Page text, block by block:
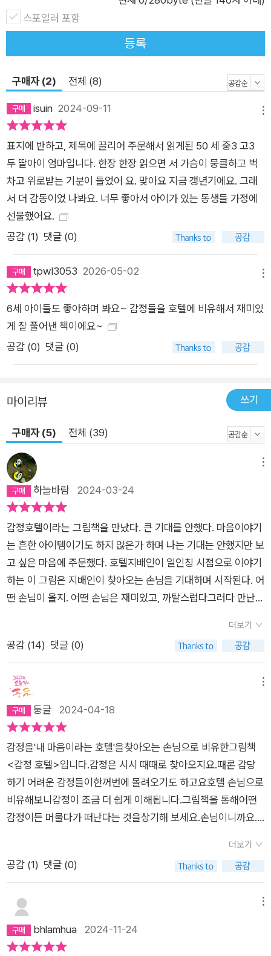
게 하지요. 감정 호텔의 지배인이 분노에게 커다란 방을 내주는
대신 멀찌감치 떨어진 작은 방을 내주었던 것처럼 말이지요. 분노
를 가두면 죄책감이나 우울감, 심지어는 수치심으로 바뀌기도 합
니다. 하지만 마음껏 소리 지를 공간을 내주면 무슨 일이 있었냐
는 듯 훌훌 털고 감정 호텔을 떠나지요. 어떤 감정이라도 그냥 내
치거나 어서 떠나라고 재촉해서는 안 됩니다. 감정은 오고 싶을
때 오고 떠나고 싶을 때 떠나기 마련이니까요. 그저 따뜻하게 맞
아주고 세심하게 보살피는 것만이 문제를 키우지 않는 방법입니
다. 그리고 한 가지 분명한 것은 어떤 감정이 찾아오든 언젠가는
떠난다는 사실이지요. 자, 그럼 세상에서 가장 유능한 감정 호텔
의 지배인이 될 준비가 되셨나요?
스포일러 포함
등록
구매자 (2) 전체 (8)
isuin 2024-09-11
표지에 반하고, 제목에 끌리어 주문해서 읽게된 50 세 중3 고3
두 딸아이 엄마입니다. 한장 한장 읽으면 서 가슴이 뭉클하고 벅
차고 위로받는 기분이 들었어 요. 맞아요 지금 갱년기에요. 그래
서 더 감동이었 나봐요. 너무 좋아서 아이가 있는 동생들 가정에
선물했어요.
공감 (1) 댓글 (0)
tpwl3053 2026-05-02
6세 아이들도 좋아하며 봐요~ 감정들을 호텔에 비유해서 재미있
게 잘 풀어낸 책이에요~
공감 (0) 댓글 (0)
마이리뷰 쓰기
구매자 (5) 전체 (39)
하늘바람 2024-03-24
감정호텔이라는 그림책을 만났다. 큰 기대를 안했다. 마음이야기
는 흔한 아이템이기도 하지 않은가 하며 나는 기대는 안했지만 보
고 싶은 마음에 주문했다. 호텔지배인이 일인칭 시점으로 이야기
하는 이 그림은 지배인이 찾아오는 손님을 기대하며 시작된다. 어
떤 손님이 올지. 어떤 손님은 재미있고, 까탈스럽다그러다 만난
에 물이 흘러 넘친단다. 가끔 아래층까지 물이 새기도 하고. 슬픔
이 찾아오면 조용히 기다려 줘야 해요 하는 문장에 나는 기다려
펑펑 났다.충분히 울고 글도 쓰는 시간을 가져야 하는구나. 그러
지 못한 내 마음에 미안함이 번졌다.책에는 분노.평화, 등의 감정
이야기도 나오는데 나는 끝 부분 불안에 대한 이야기가 쿵하고 와
댄다고 한다. 분노에게는 넓은 방이 필요해서 가장 큰 방을 내어
주지만 분노는 가둬두면 다른 감정으로 변신한다고 한다. 다른 감
정은 바로 죄책감, 우울감, 심지어 수치심. 분노가 마음껏 소리지
르지 못하면 오히려 훌훌 털고 떠난다고 한다.분노가 떠나면 무엇
이 올까? 호텔은 조용해지고 바로 그때 평화가 찾아온다고 한다.
평화가 찾아오면 끝날까? 평화는 지속될까? 살아볼수록 지속되
는 마음은 없었다.감정은 온갖 크기와 마음으로 찾아오고 잘 보이
무 많은 감정들이 한꺼번에 아우성치면 불안이 찾아온다고 한다.
불안은 늘 모습이 달라요.두려움처럼 보일 때도 있고,죄책감처럼
보일 때도 있어요.불안은 주목받기를 좋아해요.내가 자기만 봐 주
었으면 하지요.다양한 감정이 아우성치는 시간을 만나고 있다. 차
더보기
공감 (14) 댓글 (0)
둥글 2024-04-18
감정을'내 마음이라는 호텔'을찾아오는 손님으로 비유한그림책
<감정 호텔>입니다.감정은 시시 때때로 찾아오지요.때론 감당
하기 어려운 감정들이한꺼번에 몰려오기도 하고요호텔 손님으로
비유해보니감정이 조금 더 쉽게 이해됩니다.그림책을 통해어떤
감정이든 머물다가 떠난다는 것을상기해 보세요.손님이니까요.
감정은(손님은)언제든 오고 싶을 때 오고 떠나고 싶을 때 떠나기
마련입니다.간혹 감당하기 힘든 손님이라도하나 하나 감정(손님)
고 내 마음 속 '감정 호텔'에서가장 조용한 방의 주인 '감사'를자주
발견 하기로 해요!다양한 감정을 손님으로 비유해서그림도 그려
볼 수도 있고요.감정에 대해 조금 더쉽고 재미있게 배워볼 수 있
더보기
공감 (1) 댓글 (0)
bhlamhua 2024-11-24